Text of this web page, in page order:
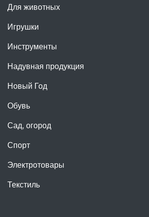
Для животных
Игрушки
Инструменты
Надувная продукция
Новый Год
Обувь
Сад, огород
Спорт
Электротовары
Текстиль